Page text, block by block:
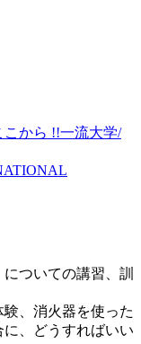
ついての講習、訓
、消火器を使った
、どうすればいい